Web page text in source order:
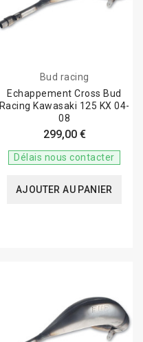
Bud racing
Echappement Cross Bud
Racing Kawasaki 125 KX 04-
08
299,00 €
Délais nous contacter
AJOUTER AU PANIER